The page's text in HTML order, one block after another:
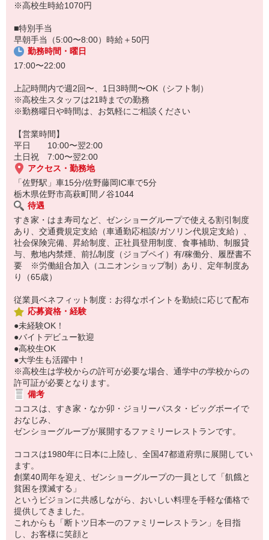
※高校生時給1070円
■特別手当
早朝手当（5:00〜8:00）時給＋50円
勤務時間・曜日
17:00〜22:00
上記時間内で週2回〜、1日3時間〜OK（シフト制）
※高校生スタッフは21時までの勤務
※勤務曜日や時間は、お気軽にご相談ください
【営業時間】
平日 10:00〜翌2:00
土日祝 7:00〜翌2:00
アクセス・勤務地
「佐野駅」車15分/佐野藤岡IC車で5分
栃木県佐野市高萩町間ノ谷1044
待遇
すき家・はま寿司など、ゼンショーグループで使える割引制度
あり、交通費規定支給（車通勤応相談/ガソリン代規定支給）、
社会保険完備、昇給制度、正社員登用制度、食事補助、制服貸
与、敷地内禁煙、前払制度（ジョブペイ）有/稼働分、履歴書不
要 ※労働組合加入（ユニオンショップ制）あり、定年制度あ
り（65歳）
従業員ベネフィット制度：お得なポイントを勤続に応じて配布
応募資格・経験
●未経験OK！
●バイトデビュー歓迎
●高校生OK
●大学生も活躍中！
※高校生は学校からの許可が必要な場合、通学中の学校からの
許可証が必要となります。
備考
ココスは、すき家・なか卯・ジョリーパスタ・ビッグボーイで
おなじみ、
ゼンショーグループが展開するファミリーレストランです。
ココスは1980年に日本に上陸し、全国47都道府県に展開してい
ます。
創業40周年を迎え、ゼンショーグループの一員として「飢餓と
貧困を撲滅する」
というビジョンに共感しながら、おいしい料理を手軽な価格で
提供してきました。
これからも「断トツ日本一のファミリーレストラン」を目指
し、お客様に笑顔と